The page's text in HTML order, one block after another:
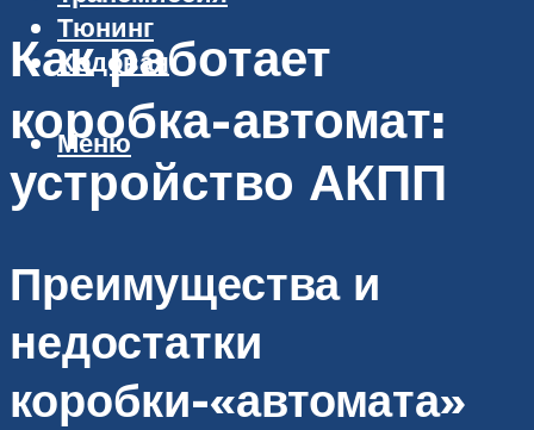
Тюнинг
Ходовая
Меню
Как работает
коробка-автомат:
устройство АКПП
Преимущества и
недостатки
коробки-«автомата»